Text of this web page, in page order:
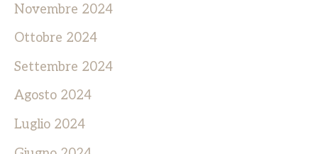
Novembre 2024
Ottobre 2024
Settembre 2024
Agosto 2024
Luglio 2024